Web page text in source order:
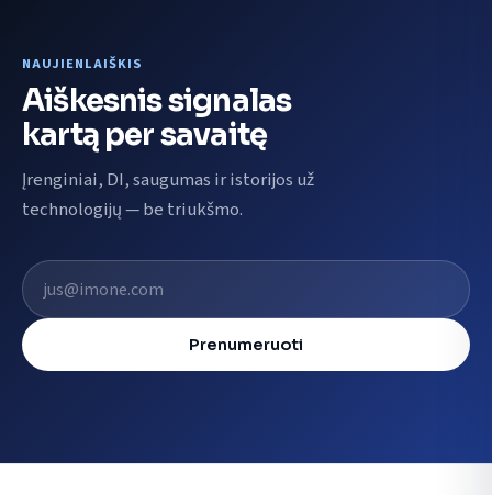
NAUJIENLAIŠKIS
Aiškesnis signalas
kartą per savaitę
Įrenginiai, DI, saugumas ir istorijos už
technologijų — be triukšmo.
El. pašto adresas
Prenumeruoti